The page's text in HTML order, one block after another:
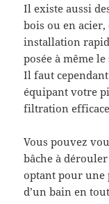
Il existe aussi
bois ou en acier,
installation
posée à même
Il faut
équipant votre
filtration
Vous pouvez
bâche à
optant pour
d’un bain en